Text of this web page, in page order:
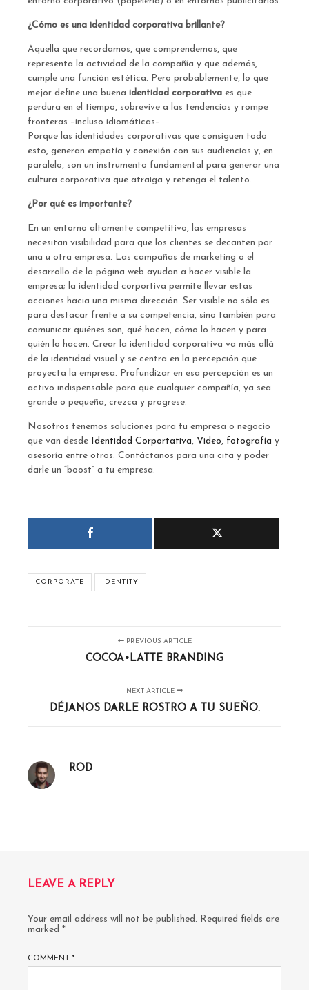
¿Cómo es una identidad corporativa brillante?
Aquella que recordamos, que comprendemos, que
representa la actividad de la compañía y que además,
cumple una función estética. Pero probablemente, lo que
mejor define una buena identidad corporativa es que
perdura en el tiempo, sobrevive a las tendencias y rompe
fronteras –incluso idiomáticas–.
Porque las identidades corporativas que consiguen todo
esto, generan empatía y conexión con sus audiencias y, en
paralelo, son un instrumento fundamental para generar una
cultura corporativa que atraiga y retenga el talento.
¿Por qué es importante?
En un entorno altamente competitivo, las empresas
necesitan visibilidad para que los clientes se decanten por
una u otra empresa. Las campañas de marketing o el
desarrollo de la página web ayudan a hacer visible la
empresa; la identidad corportiva permite llevar estas
acciones hacia una misma dirección. Ser visible no sólo es
para destacar frente a su competencia, sino también para
comunicar quiénes son, qué hacen, cómo lo hacen y para
quién lo hacen. Crear la identidad corporativa va más allá
de la identidad visual y se centra en la percepción que
proyecta la empresa. Profundizar en esa percepción es un
activo indispensable para que cualquier compañía, ya sea
grande o pequeña, crezca y progrese.
Nosotros tenemos soluciones para tu empresa o negocio
que van desde Identidad Corportativa, Video, fotografía y
asesoría entre otros. Contáctanos para una cita y poder
darle un “boost” a tu empresa.
CORPORATE IDENTITY
PREVIOUS ARTICLE
COCOA•LATTE BRANDING
NEXT ARTICLE
DÉJANOS DARLE ROSTRO A TU SUEÑO.
ROD
LEAVE A REPLY
Your email address will not be published. Required fields are
marked *
COMMENT *